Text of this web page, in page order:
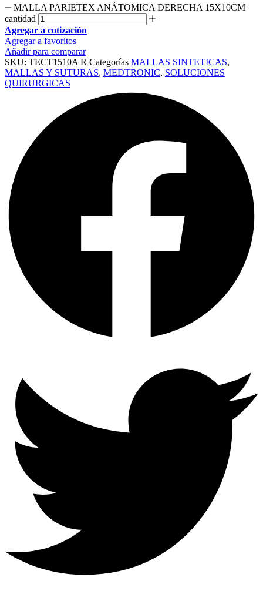
MALLA PARIETEX ANÁTOMICA DERECHA 15X10CM
cantidad
Agregar a cotización
Agregar a favoritos
Añadir para comparar
SKU: TECT1510A R Categorías MALLAS SINTETICAS,
MALLAS Y SUTURAS, MEDTRONIC, SOLUCIONES
QUIRURGICAS